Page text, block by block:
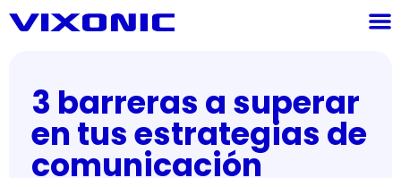
3 barreras a superar
en tus estrategias de
comunicación